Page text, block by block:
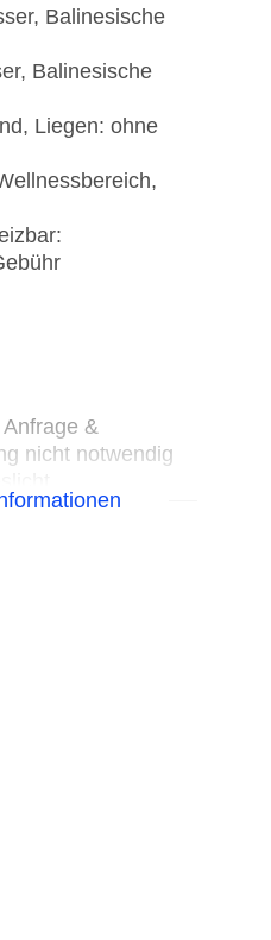
Balinesische
Balinesische
Liegen: ohne
&
nicht notwendig